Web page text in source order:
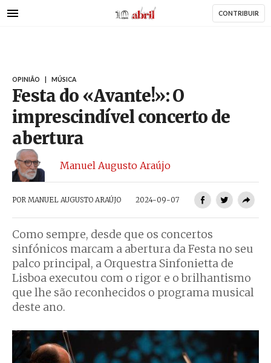
para
AbrilAbril CONTRIBUIR
OPINIÃO MÚSICA
Festa do «Avante!»: O
imprescindível concerto de
abertura
Manuel Augusto Araújo
POR MANUEL AUGUSTO ARAÚJO 2024-09-07
Como sempre, desde que os concertos
sinfónicos marcam a abertura da Festa no seu
palco principal, a Orquestra Sinfonietta de
Lisboa executou com o rigor e o brilhantismo
que lhe são reconhecidos o programa musical
deste ano.